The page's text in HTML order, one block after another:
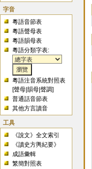
字音
粵語音節表
粵語聲母表
粵語韻母表
粵語分類字表:
粵語注音系統對照表
[聲母 |韻母 |聲調]
普通話音節表
其他方言讀音
工具
《說文》全文索引
《讀史方輿紀要》
成語彙輯
繁簡對照表